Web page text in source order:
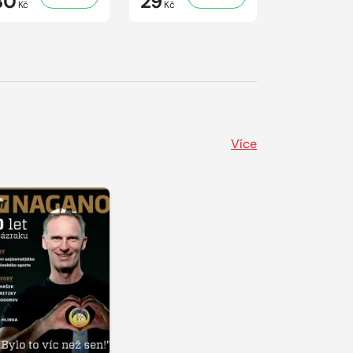
Kč Kč
Více